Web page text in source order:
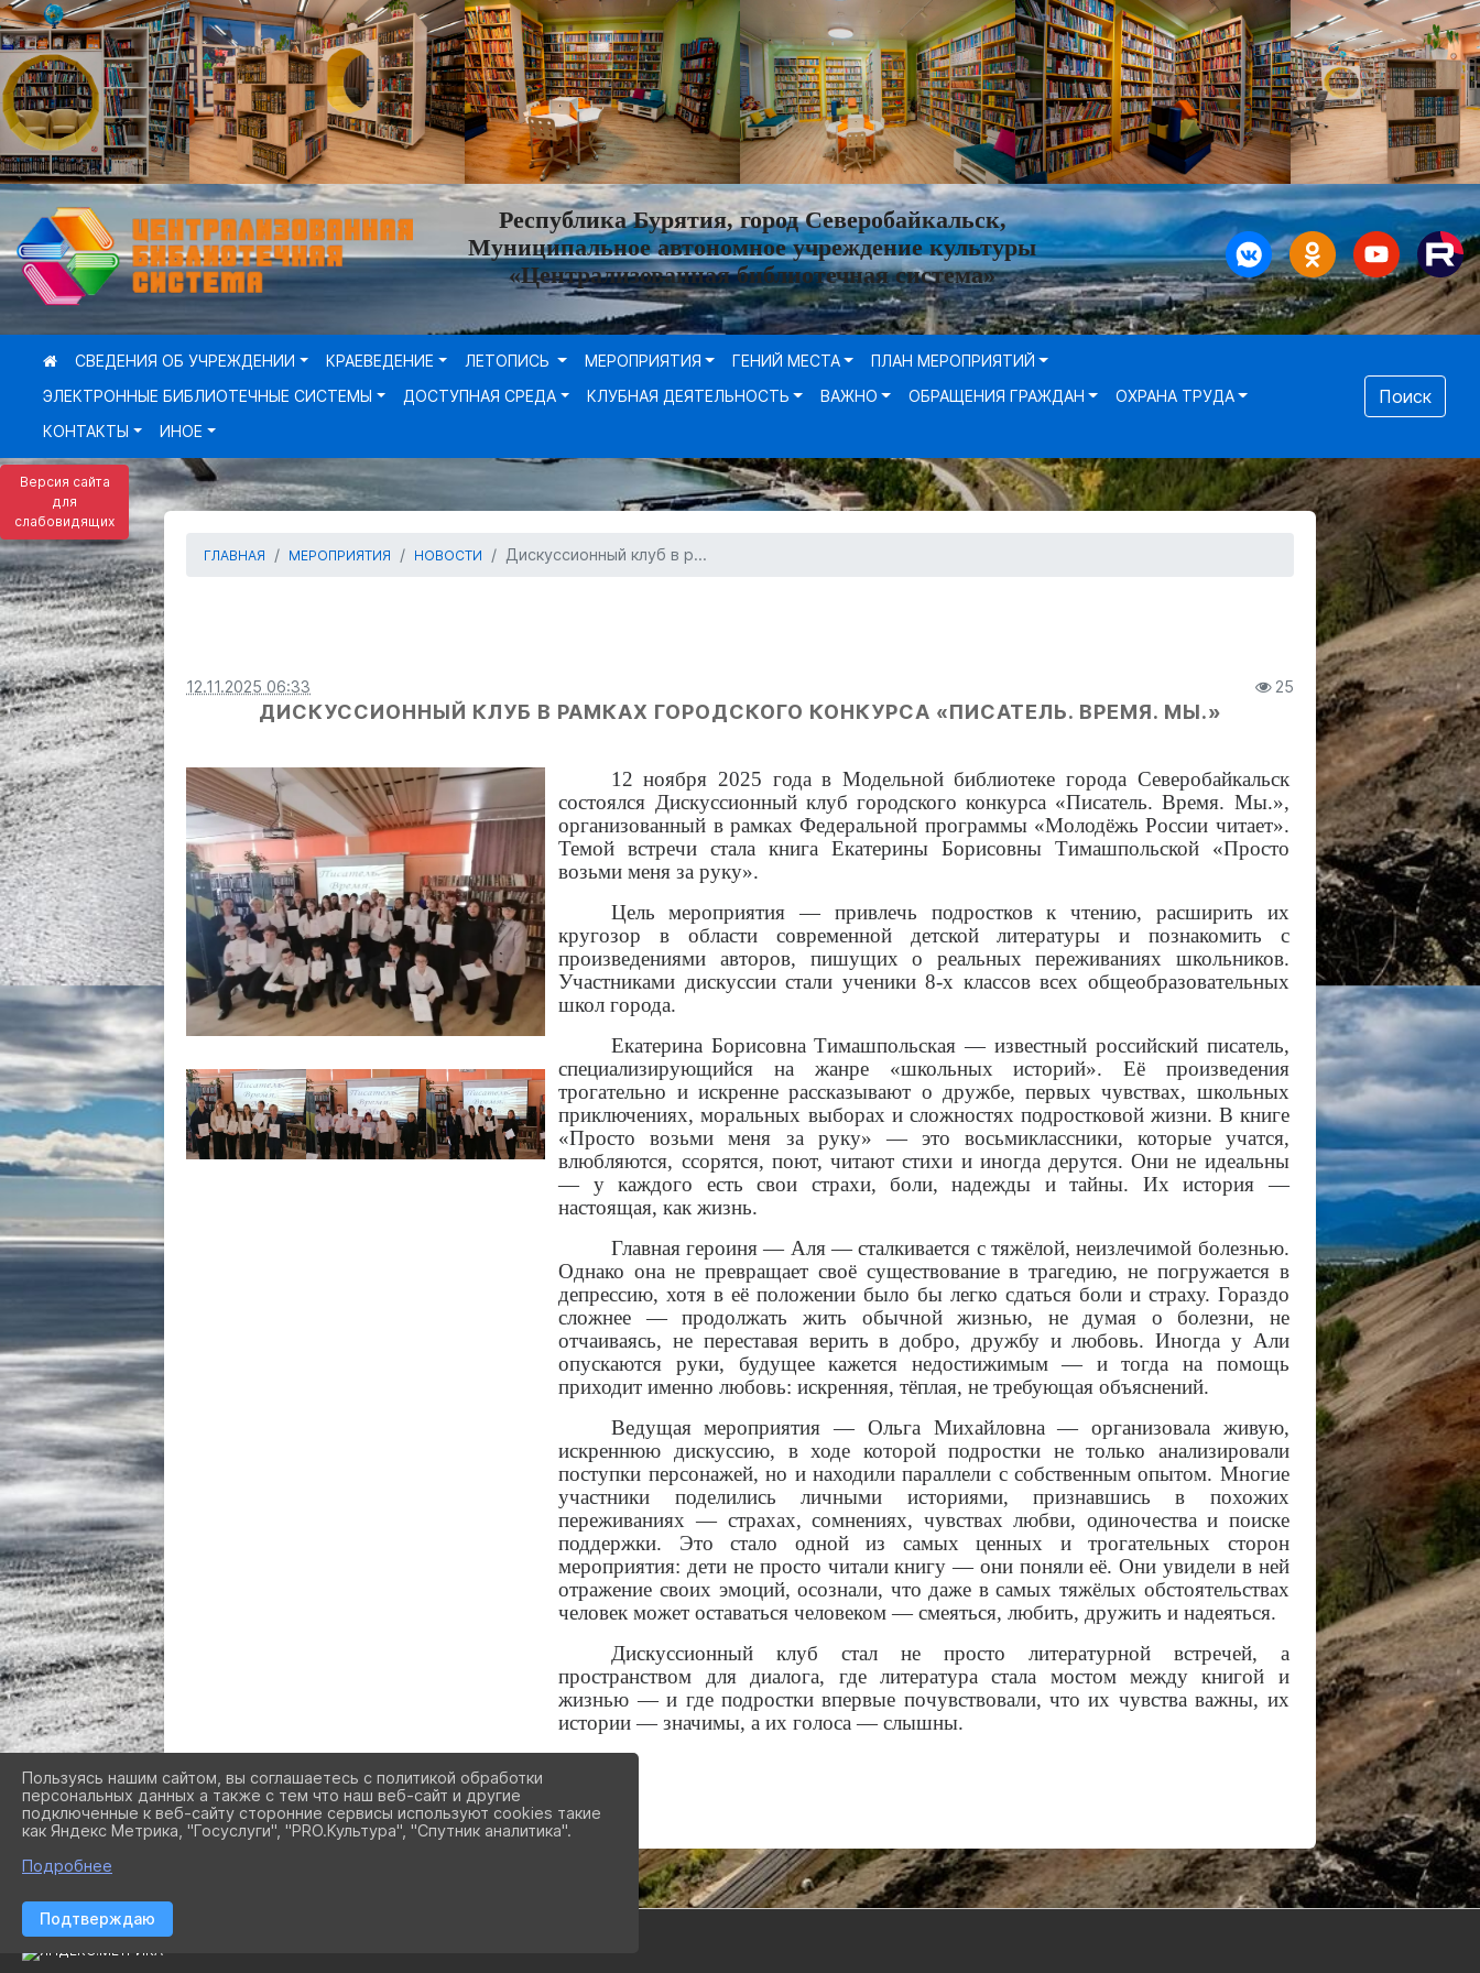
Версия сайта
для
слабовидящих
Республика Бурятия, город Северобайкальск,
Муниципальное автономное учреждение культуры
«Централизованная библиотечная система»
СВЕДЕНИЯ ОБ УЧРЕЖДЕНИИ КРАЕВЕДЕНИЕ ЛЕТОПИСЬ МЕРОПРИЯТИЯ ГЕНИЙ МЕСТА
ПЛАН МЕРОПРИЯТИЙ
ЭЛЕКТРОННЫЕ БИБЛИОТЕЧНЫЕ СИСТЕМЫ
ДОСТУПНАЯ СРЕДА КЛУБНАЯ ДЕЯТЕЛЬНОСТЬ ВАЖНО ОБРАЩЕНИЯ ГРАЖДАН
ОХРАНА ТРУДА
КОНТАКТЫ
ИНОЕ
Поиск
ГЛАВНАЯ МЕРОПРИЯТИЯ НОВОСТИ Дискуссионный клуб в р...
12.11.2025 06:33 25
ДИСКУССИОННЫЙ КЛУБ В РАМКАХ ГОРОДСКОГО КОНКУРСА «ПИСАТЕЛЬ. ВРЕМЯ. МЫ.»
12 ноября 2025 года в Модельной библиотеке города Северобайкальск
состоялся Дискуссионный клуб городского конкурса «Писатель. Время. Мы.»,
организованный в рамках Федеральной программы «Молодёжь России читает».
Темой встречи стала книга Екатерины Борисовны Тимашпольской «Просто
возьми меня за руку».
Цель мероприятия — привлечь подростков к чтению, расширить их
кругозор в области современной детской литературы и познакомить с
произведениями авторов, пишущих о реальных переживаниях школьников.
Участниками дискуссии стали ученики 8-х классов всех общеобразовательных
школ города.
Екатерина Борисовна Тимашпольская — известный российский писатель,
специализирующийся на жанре «школьных историй». Её произведения
трогательно и искренне рассказывают о дружбе, первых чувствах, школьных
приключениях, моральных выборах и сложностях подростковой жизни. В книге
«Просто возьми меня за руку» — это восьмиклассники, которые учатся,
влюбляются, ссорятся, поют, читают стихи и иногда дерутся. Они не идеальны
— у каждого есть свои страхи, боли, надежды и тайны. Их история —
настоящая, как жизнь.
Главная героиня — Аля — сталкивается с тяжёлой, неизлечимой болезнью.
Однако она не превращает своё существование в трагедию, не погружается в
депрессию, хотя в её положении было бы легко сдаться боли и страху. Гораздо
сложнее — продолжать жить обычной жизнью, не думая о болезни, не
отчаиваясь, не переставая верить в добро, дружбу и любовь. Иногда у Али
опускаются руки, будущее кажется недостижимым — и тогда на помощь
приходит именно любовь: искренняя, тёплая, не требующая объяснений.
Ведущая мероприятия — Ольга Михайловна — организовала живую,
искреннюю дискуссию, в ходе которой подростки не только анализировали
поступки персонажей, но и находили параллели с собственным опытом. Многие
участники поделились личными историями, признавшись в похожих
переживаниях — страхах, сомнениях, чувствах любви, одиночества и поиске
поддержки. Это стало одной из самых ценных и трогательных сторон
мероприятия: дети не просто читали книгу — они поняли её. Они увидели в ней
отражение своих эмоций, осознали, что даже в самых тяжёлых обстоятельствах
человек может оставаться человеком — смеяться, любить, дружить и надеяться.
Дискуссионный клуб стал не просто литературной встречей, а
пространством для диалога, где литература стала мостом между книгой и
жизнью — и где подростки впервые почувствовали, что их чувства важны, их
истории — значимы, а их голоса — слышны.
Пользуясь нашим сайтом, вы соглашаетесь с политикой обработки
персональных данных а также с тем что наш веб-сайт и другие
подключенные к веб-сайту сторонние сервисы используют cookies такие
как Яндекс Метрика, "Госуслуги", "PRO.Культура", "Спутник аналитика".
Подробнее
Подтверждаю